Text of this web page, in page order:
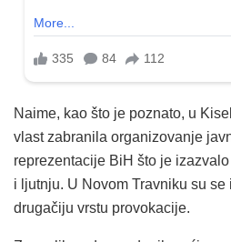
Naime, kao što je poznato, u
vlast zabranila organizovanje
reprezentacije BiH što je
i ljutnju. U Novom Travniku su
drugačiju vrstu provokacije.